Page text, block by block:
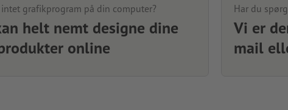
grafikprogram på din computer?
helt nemt designe dine
online
Har du
Vi er
mail